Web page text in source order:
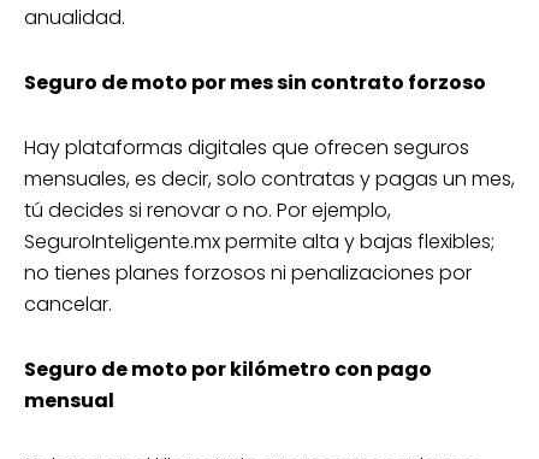
anualidad.
Seguro de moto por mes sin contrato forzoso
Hay plataformas digitales que ofrecen seguros
mensuales, es decir, solo contratas y pagas un mes,
tú decides si renovar o no. Por ejemplo,
SeguroInteligente.mx permite alta y bajas flexibles;
no tienes planes forzosos ni penalizaciones por
cancelar.
Seguro de moto por kilómetro con pago
mensual